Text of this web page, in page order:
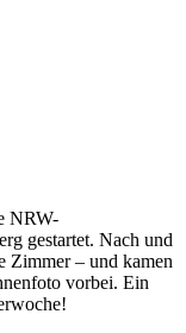
NRW-
gestartet. Nach und
Zimmer – und kamen
vorbei. Ein